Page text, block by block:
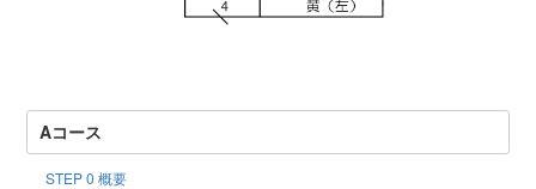
Aコース
STEP 0 概要